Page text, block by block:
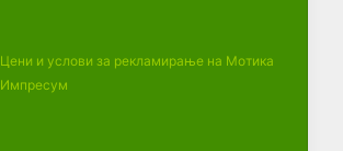
Цени и услови за рекламирање на Мотика
Импресум